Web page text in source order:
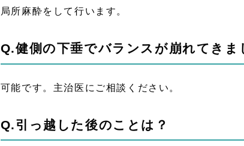
局所麻酔をして行います。
Q.健側の下垂でバランスが崩れてきま
可能です。主治医にご相談ください。
Q.引っ越した後のことは？